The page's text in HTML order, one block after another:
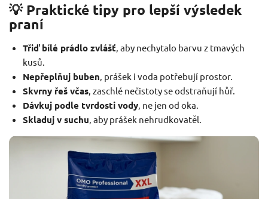
💡 Praktické tipy pro lepší výsledek
praní
Třiď bílé prádlo zvlášť, aby nechytalo barvu z tmavých
kusů.
Nepřeplňuj buben, prášek i voda potřebují prostor.
Skvrny řeš včas, zaschlé nečistoty se odstraňují hůř.
Dávkuj podle tvrdosti vody, ne jen od oka.
Skladuj v suchu, aby prášek nehrudkovatěl.